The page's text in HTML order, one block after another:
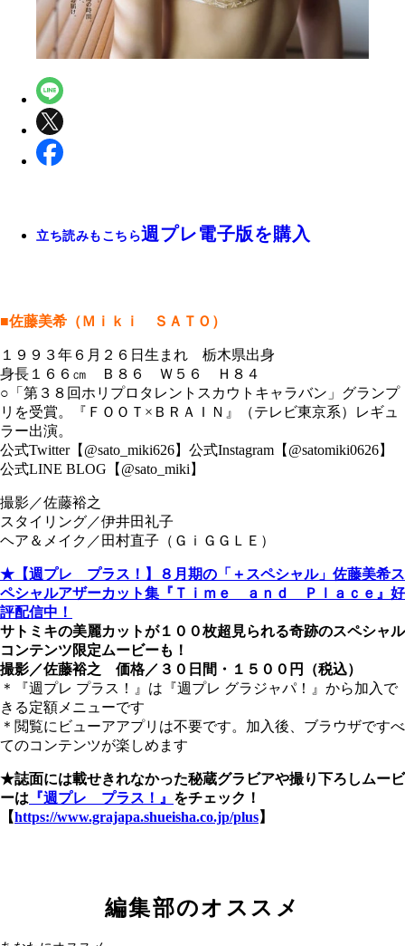
立ち読みもこちら週プレ電子版を購入
■佐藤美希（Ｍｉｋｉ ＳＡＴＯ）
１９９３年６月２６日生まれ 栃木県出身
身長１６６㎝ Ｂ８６ Ｗ５６ Ｈ８４
○「第３８回ホリプロタレントスカウトキャラバン」グランプ
リを受賞。『ＦＯＯＴ×ＢＲＡＩＮ』（テレビ東京系）レギュ
ラー出演。
公式Twitter【@sato_miki626】公式Instagram【@satomiki0626】
公式LINE BLOG【@sato_miki】
撮影／佐藤裕之
スタイリング／伊井田礼子
ヘア＆メイク／田村直子（ＧｉＧＧＬＥ）
★【週プレ プラス！】８月期の「＋スペシャル」佐藤美希ス
ペシャルアザーカット集『Ｔｉｍｅ ａｎｄ Ｐｌａｃｅ』好
評配信中！
サトミキの美麗カットが１００枚超見られる奇跡のスペシャル
コンテンツ限定ムービーも！
撮影／佐藤裕之 価格／３０日間・１５００円（税込）
＊『週プレ プラス！』は『週プレ グラジャパ！』から加入で
きる定額メニューです
＊閲覧にビューアアプリは不要です。加入後、ブラウザですべ
てのコンテンツが楽しめます
★誌面には載せきれなかった秘蔵グラビアや撮り下ろしムービ
ーは 『週プレ プラス！』 をチェック！
【https://www.grajapa.shueisha.co.jp/plus】
編集部のオススメ